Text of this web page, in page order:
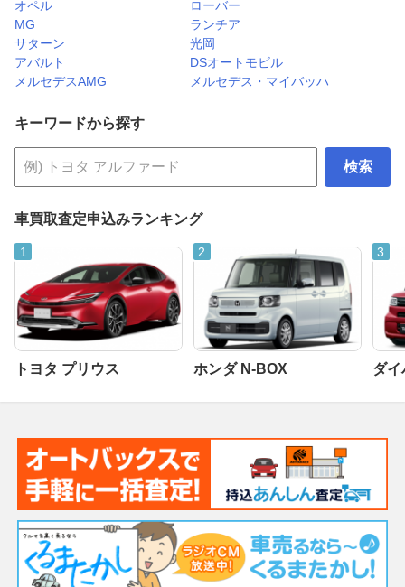
オペル
ローバー
MG
ランチア
サターン
光岡
アバルト
DSオートモビル
メルセデスAMG
メルセデス・マイバッハ
キーワードから探す
検索
車買取査定申込みランキング
トヨタ プリウス ホンダ N-BOX ダイ